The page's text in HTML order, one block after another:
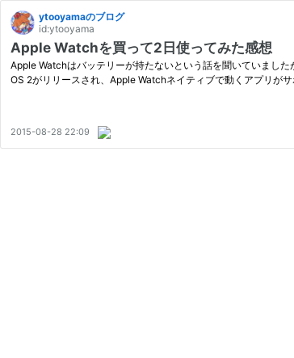
ytooyamaのブログ
id:ytooyama
Apple Watchを買って2日使ってみた感想
Apple Watchはバッテリーが持たないという話を聞いていまし
OS 2がリリースされ、Apple Watchネイティブで動くアプリが
2015-08-28 22:09